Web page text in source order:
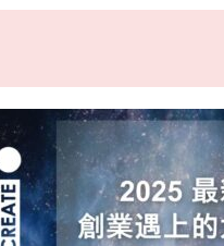
/2025 最新分享/ 創業遇上
Lastest Blog 最新消息 Start Buz 藝起創業